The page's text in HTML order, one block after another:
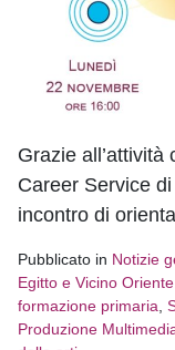
Grazie all’attività
Career Service
incontro di
Pubblicato in Notizie
Egitto e Vicino
formazione primaria,
Produzione